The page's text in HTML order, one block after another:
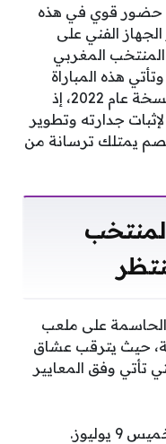
حضور قوي في هذه
الفني على
المنتخب المغربي
هذه المباراة
لتمثل فرصة انتقامية بعد أحداث نسخة عام 2022، إذ
جدارته وتطوير
يمتلك ترسانة من
الحاسمة على ملعب
حيث يترقب عشاق
تأتي وفق المعايير